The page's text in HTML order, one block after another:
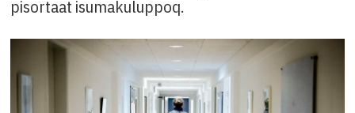
pisortaat isumakuluppoq.